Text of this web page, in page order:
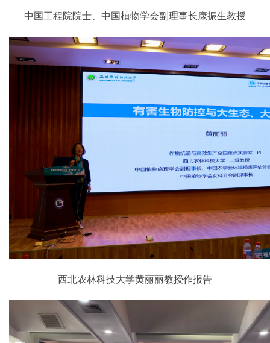
中国工程院院士、中国植物学会副理事长康振生教授
西北农林科技大学黄丽丽教授作报告